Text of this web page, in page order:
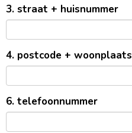
3. straat + huisnummer
4. postcode + woonplaats
6. telefoonnummer